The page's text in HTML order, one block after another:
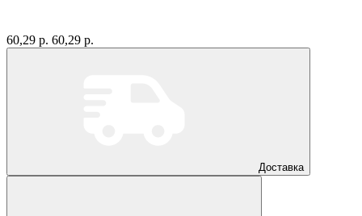
60,29 р. 60,29 р.
Доставка